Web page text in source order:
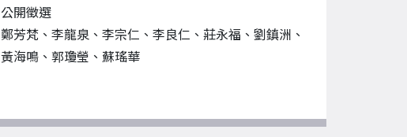
公開徵選
鄭芳梵、李龍泉、李宗仁、李良仁、莊永福、劉鎮洲、
黃海鳴、郭瓊瑩、蘇瑤華